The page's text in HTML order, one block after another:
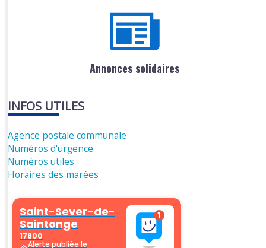
Annonces solidaires
INFOS UTILES
Agence postale communale
Numéros d'urgence
Numéros utiles
Horaires des marées